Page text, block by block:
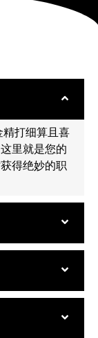
打细算且喜
里就是您的
得绝妙的职